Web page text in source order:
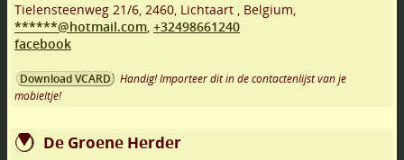
Tielensteenweg 21/6, 2460, Lichtaart , Belgium,
******@hotmail.com, +32498661240
facebook
Download VCARD
Handig! Importeer dit in de contactenlijst van je
mobieltje!
De Groene Herder